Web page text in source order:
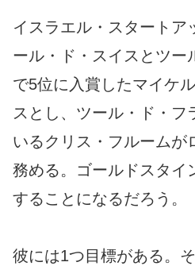
イスラエル・スタートア
ール・ド・スイスとツー
で5位に入賞したマイケ
スとし、ツール・ド・フ
いるクリス・フルームが
務める。ゴールドスタイ
することになるだろう。
彼には1つ目標がある。